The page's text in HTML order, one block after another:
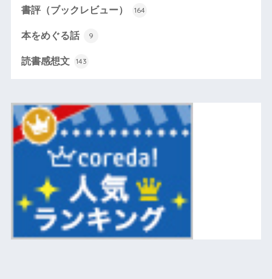
書評（ブックレビュー） 164
本をめぐる話 9
読書感想文 143